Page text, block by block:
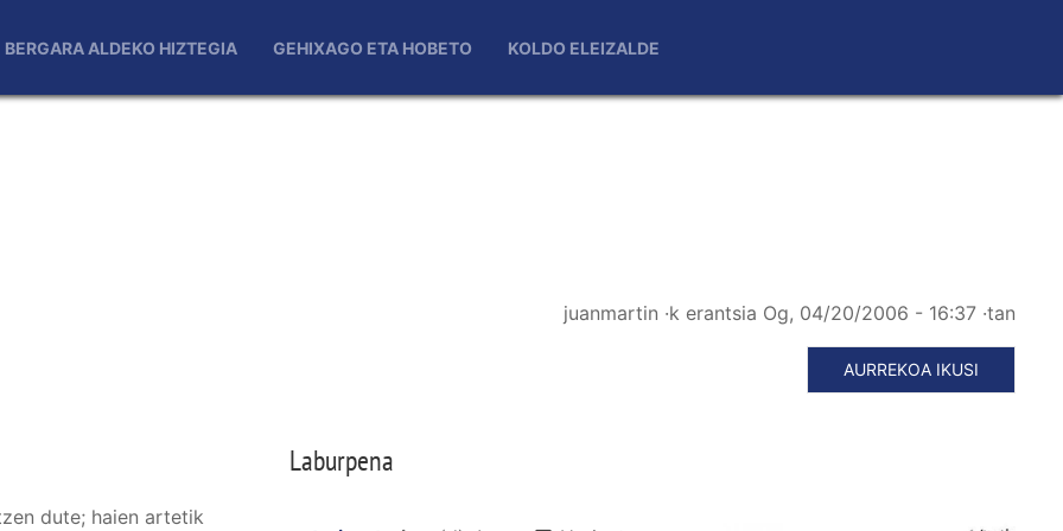
BERGARA ALDEKO HIZTEGIA GEHIXAGO ETA HOBETO KOLDO ELEIZALDE
juanmartin ·k erantsia Og, 04/20/2006 - 16:37 ·tan
dute; haien artetik
AURREKOA IKUSI
Laburpena